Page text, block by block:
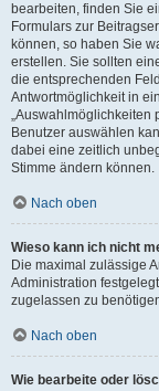
bearbeiten, finden Sie
Formulars zur
können, so haben Sie
erstellen. Sie sollten
die entsprechenden
Antwortmöglichkeit in
„Auswahlmöglichkeiten
Benutzer auswählen
dabei eine zeitlich
Stimme ändern können.
Nach oben
Wieso kann ich nicht
Die maximal zulässige
Administration
zugelassen zu
Nach oben
Wie bearbeite oder